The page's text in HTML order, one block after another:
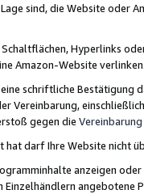
sind, die Website oder
Hyperlinks
Amazon-Website
schriftliche
Vereinbarung,
gegen die Vereinbarung
hat darf Ihre Website nicht
anzeigen
Einzelhändlern